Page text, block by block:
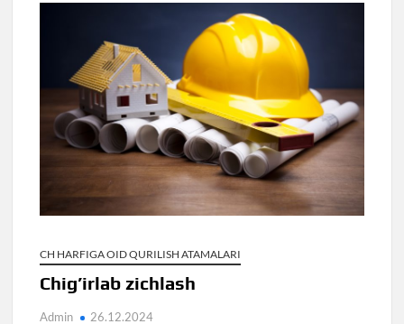
CH HARFIGA OID QURILISH ATAMALARI
Chig’irlab zichlash
Admin 26.12.2024